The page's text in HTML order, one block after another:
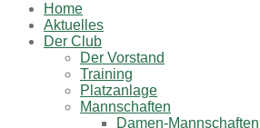
Home
Aktuelles
Der Club
Der Vorstand
Training
Platzanlage
Mannschaften
Damen-Mannschaften